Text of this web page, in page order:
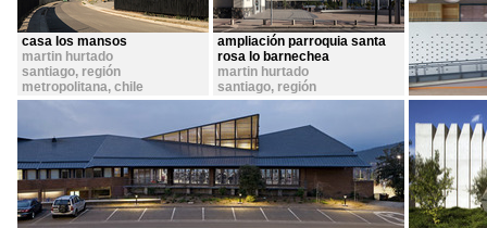
casa los mansos
martin hurtado
santiago, región
metropolitana, chile
ampliación parroquia santa
rosa lo barnechea
martin hurtado
santiago, región
metropolitana,chile